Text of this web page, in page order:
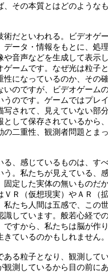
その本質とはどのようなも
術だといわれる 。ビデオゲー
データ・情報をもとに、処理
音声などを生成して表示し
ームです。 なぜ光は粒子と
性になっているのか、その確
いのですが、ビデオゲーム
のです。ゲームではプレイ
写されて、見えていない部分
して保存されているから、
の二重性、観測者問題とまっ
、感じているものは、す
う。私たちが見えている、
固定した実体の無いものだ
ＶＲ
（仮想現実）やＡＲ（
私たち人間は五感で、この
識しています。般若心経で
すから、 私たちは 脳が作り
ているのかもしれません。
ある粒子となり、観測して
観測 しているから目の前にあ